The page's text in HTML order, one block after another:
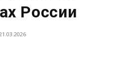
России